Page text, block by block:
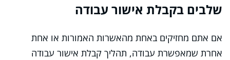
שלבים בקבלת אישור עבודה
אם אתם מחזיקים באחת מהאשרות האמורות או אחת
אחרת שמאפשרת עבודה, תהליך קבלת אישור עבודה